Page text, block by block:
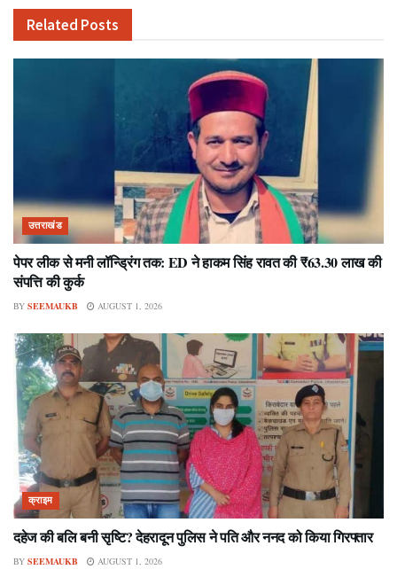
Related Posts
उत्तराखंड
पेपर लीक से मनी लॉन्ड्रिंग तक: ED ने हाकम सिंह रावत की ₹63.30 लाख की
संपत्ति की कुर्क
BY SEEMAUKB AUGUST 1, 2026
क्राइम
दहेज की बलि बनी सृष्टि? देहरादून पुलिस ने पति और ननद को किया गिरफ्तार
BY SEEMAUKB AUGUST 1, 2026